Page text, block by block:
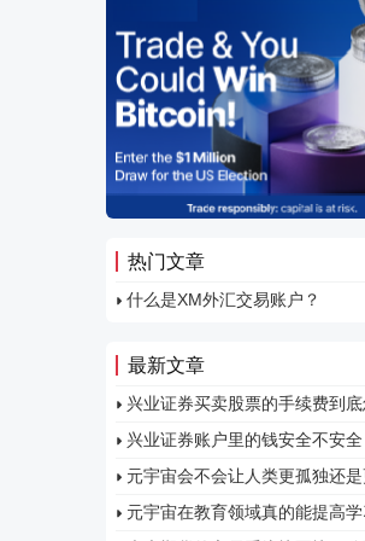
封发
热门文章
什么是XM外汇交易账户？
最新文章
兴业证券买卖股票的手续费到底
的？
兴业证券账户里的钱安全不安全
元宇宙会不会让人类更孤独还是
呢？
元宇宙在教育领域真的能提高学
吗？